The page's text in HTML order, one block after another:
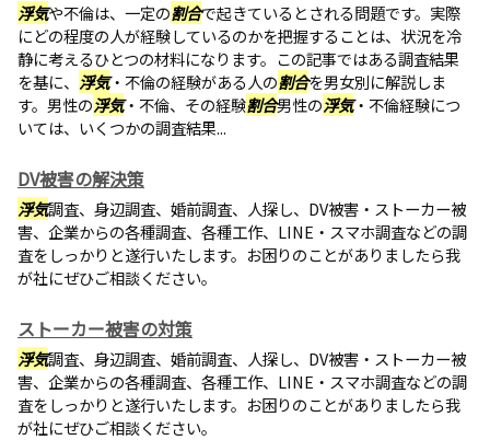
浮気や不倫は、一定の割合で起きているとされる問題です。実際
にどの程度の人が経験しているのかを把握することは、状況を冷
静に考えるひとつの材料になります。この記事ではある調査結果
を基に、 浮気・不倫の経験がある人の割合を男女別に解説しま
す。男性の浮気・不倫、その経験割合男性の浮気・不倫経験につ
いては、いくつかの調査結果...
DV被害の解決策
浮気調査、身辺調査、婚前調査、人探し、DV被害・ストーカー被
害、企業からの各種調査、各種工作、LINE・スマホ調査などの調
査をしっかりと遂行いたします。お困りのことがありましたら我
が社にぜひご相談ください。
ストーカー被害の対策
浮気調査、身辺調査、婚前調査、人探し、DV被害・ストーカー被
害、企業からの各種調査、各種工作、LINE・スマホ調査などの調
査をしっかりと遂行いたします。お困りのことがありましたら我
が社にぜひご相談ください。